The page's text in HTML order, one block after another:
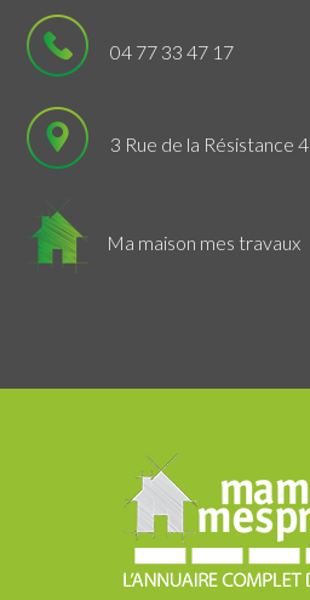
04 77 33 47 17
3 Rue de la Résistance
Ma maison mes travaux